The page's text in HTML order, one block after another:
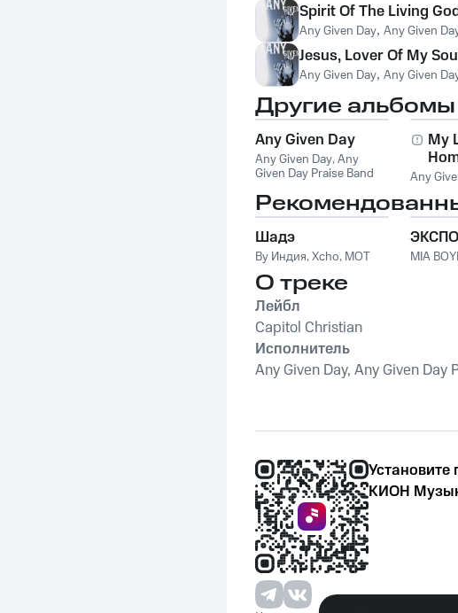
Spirit Of The Living
Any Given Day, Any Given
Jesus, Lover Of My
Any Given Day, Any Given
Другие
Any Given Day
Any Given Day,Any
Given Day Praise Band
My
Any
Шадэ
By Индия,Xcho, MOT MIA
О треке
Лейбл
Capitol Christian
Исполнитель
Any Given Day, Any Given Day
КИОН